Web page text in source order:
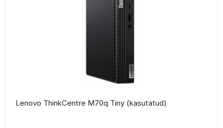
Lenovo ThinkCentre M70q Tiny (kasutatud)